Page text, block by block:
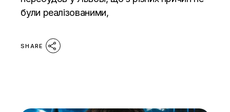
були реалізованими,
SHARE